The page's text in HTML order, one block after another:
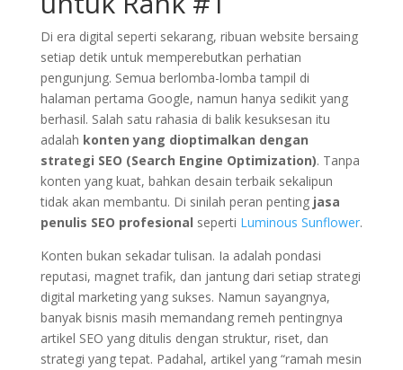
Di era digital seperti sekarang, ribuan website bersaing
setiap detik untuk memperebutkan perhatian
pengunjung. Semua berlomba-lomba tampil di
halaman pertama Google, namun hanya sedikit yang
berhasil. Salah satu rahasia di balik kesuksesan itu
adalah konten yang dioptimalkan dengan
strategi SEO (Search Engine Optimization). Tanpa
konten yang kuat, bahkan desain terbaik sekalipun
tidak akan membantu. Di sinilah peran penting jasa
penulis SEO profesional seperti Luminous Sunflower.
Konten bukan sekadar tulisan. Ia adalah pondasi
reputasi, magnet trafik, dan jantung dari setiap strategi
digital marketing yang sukses. Namun sayangnya,
banyak bisnis masih memandang remeh pentingnya
artikel SEO yang ditulis dengan struktur, riset, dan
strategi yang tepat. Padahal, artikel yang “ramah mesin